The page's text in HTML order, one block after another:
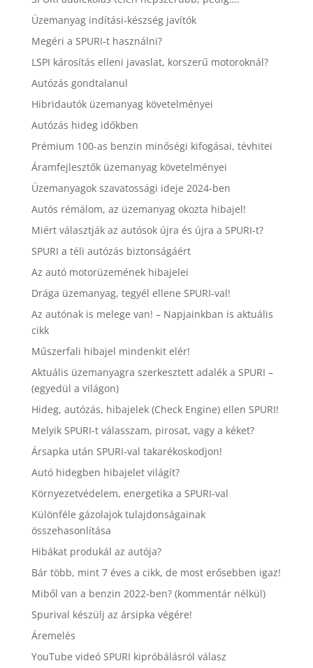
Üzemanyag indítási-készség javítók
Megéri a SPURI-t használni?
LSPI károsítás elleni javaslat, korszerű motoroknál?
Autózás gondtalanul
Hibridautók üzemanyag követelményei
Autózás hideg időkben
Prémium 100-as benzin minőségi kifogásai, tévhitei
Áramfejlesztők üzemanyag követelményei
Üzemanyagok szavatossági ideje 2024-ben
Autós rémálom, az üzemanyag okozta hibajel!
Miért választják az autósok újra és újra a SPURI-t?
SPURI a téli autózás biztonságáért
Az autó motorüzemének hibajelei
Drága üzemanyag, tegyél ellene SPURI-val!
Az autónak is melege van! – Napjainkban is aktuális
cikk
Műszerfali hibajel mindenkit elér!
Aktuális üzemanyagra szerkesztett adalék a SPURI –
(egyedül a világon)
Hideg, autózás, hibajelek (Check Engine) ellen SPURI!
Melyik SPURI-t válasszam, pirosat, vagy a kéket?
Ársapka után SPURI-val takarékoskodjon!
Autó hidegben hibajelet világít?
Környezetvédelem, energetika a SPURI-val
Különféle gázolajok tulajdonságainak
összehasonlítása
Hibákat produkál az autója?
Bár több, mint 7 éves a cikk, de most erősebben igaz!
Miből van a benzin 2022-ben? (kommentár nélkül)
Spurival készülj az ársipka végére!
Áremelés
YouTube videó SPURI kipróbálásról válasz